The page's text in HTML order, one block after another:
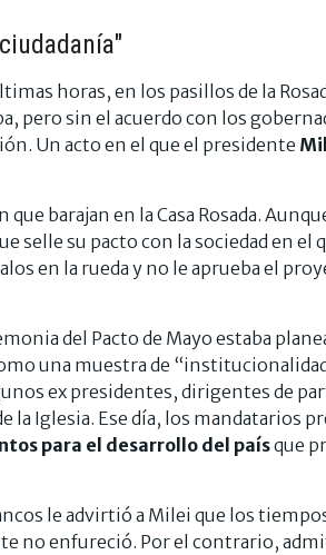
horas, en los pasillos de la
pero sin el acuerdo con los
Un acto en el que el presidente
que barajan en la Casa Rosada.
selle su pacto con la sociedad en el
en la rueda y no le aprueba el
del Pacto de Mayo estaba
una muestra de
ex presidentes, dirigentes de
la Iglesia. Ese día, los mandatarios
para el desarrollo del paísque
le advirtió a Milei que los
no enfureció. Por el contrario,